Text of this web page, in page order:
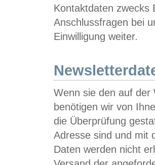
Kontaktdaten zwecks
Anschlussfragen bei
Einwilligung weiter.
Wenn sie den auf der
benötigen wir von
die Überprüfung
Adresse sind und mit
Daten werden nicht